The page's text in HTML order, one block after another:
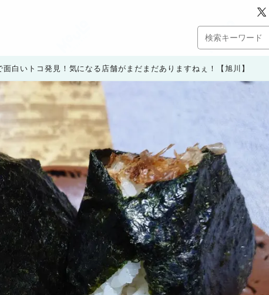
面白いトコ発見！気になる店舗がまだまだありますねぇ！【旭川】